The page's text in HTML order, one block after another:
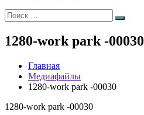
Искать:
Поиск
1280-work park -00030
Главная
Медиафайлы
1280-work park -00030
1280-work park -00030